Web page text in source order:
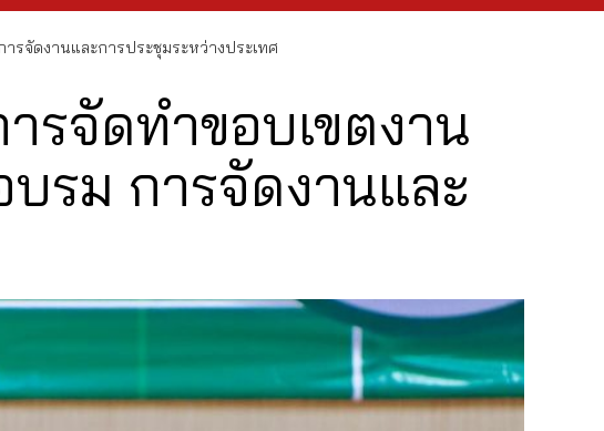
รจัดงานและการประชุมระหว่างประเทศ
รจัดทำขอบเขตงาน
บรม การจัดงานและ